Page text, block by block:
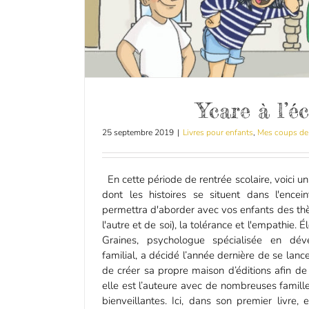
Ycare à
25 septembre 2019 | Livres pour enfants, Mes coups
En cette période de rentrée scolaire, voici
dont les histoires se situent dans
permettra d'aborder avec vos enfants des
l'autre et de soi), la tolérance et l'empathie.
Graines, psychologue spécialisée en
familial, a décidé l’année dernière de se
de créer sa propre maison d’éditions afin
elle est l’auteure avec de nombreuses
bienveillantes. Ici, dans son premier livre,